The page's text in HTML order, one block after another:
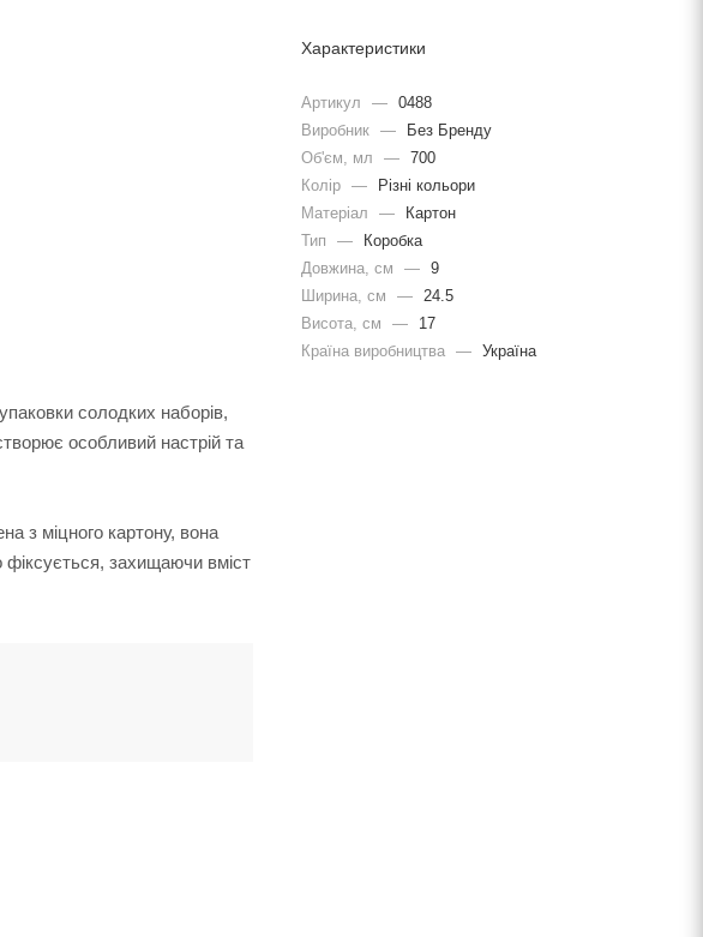
солодких наборів,
особливий настрій та
з міцного картону, вона
фіксується, захищаючи вміст
Характеристики
Артикул — 0488
Виробник —
Без Бренду
Об'єм, мл
— 700
Колір —
Різні кольори
Матеріал
—
Картон
Тип
—
Коробка
Довжина, cм
— 9
Ширина, cм
—
24.5
Висота, см
—
17
Країна виробництва — Україна